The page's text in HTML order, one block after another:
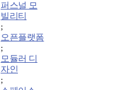
퍼스널 모
빌리티
;
오픈플랫폼
;
모듈러 디
자인
;